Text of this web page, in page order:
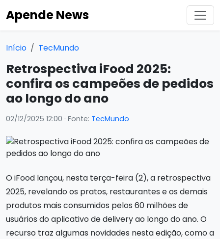
Apende News
Início TecMundo
Retrospectiva iFood 2025:
confira os campeões de pedidos
ao longo do ano
02/12/2025 12:00 · Fonte: TecMundo
O iFood lançou, nesta terça-feira (2), a retrospectiva
2025, revelando os pratos, restaurantes e os demais
produtos mais consumidos pelos 60 milhões de
usuários do aplicativo de delivery ao longo do ano. O
recurso traz algumas novidades nesta edição, como a